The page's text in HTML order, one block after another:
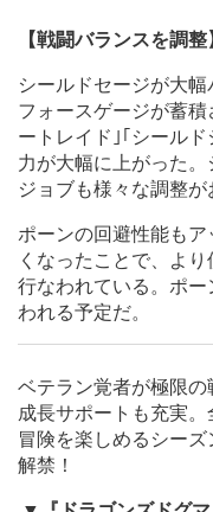
【戦闘バランスを調整】
シールドセージが大
フォースゲージが蓄
ートレイド｣｢シール
力が大幅に上がった
ジョブも様々な調整が
ポーンの回避性能も
くなったことで、よ
行なわれている。ポ
われる予定だ。
ベテラン覚者が極限
成長サポートも充実
冒険を楽しめるシー
解禁！